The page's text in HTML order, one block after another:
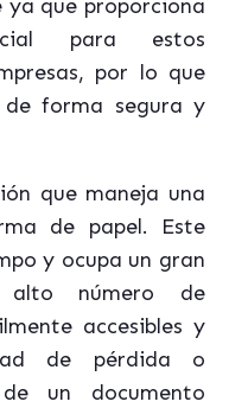
ya que proporciona
para estos
por lo que
de forma segura y
que maneja una
de papel. Este
y ocupa un gran
número de
accesibles y
de pérdida o
un documento